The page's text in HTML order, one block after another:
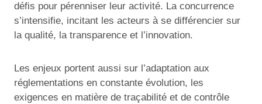
défis pour pérenniser leur activité. La concurrence
s’intensifie, incitant les acteurs à se différencier sur
la qualité, la transparence et l’innovation.
Les enjeux portent aussi sur l’adaptation aux
réglementations en constante évolution, les
exigences en matière de traçabilité et de contrôle